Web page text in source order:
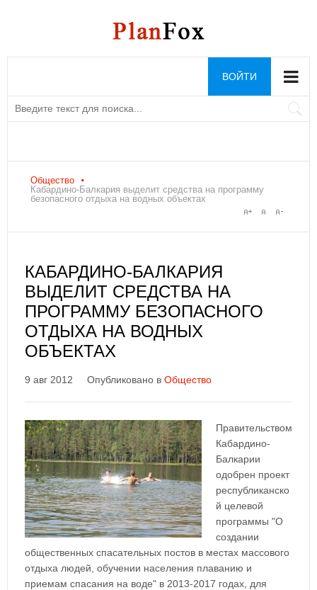
ВОЙТИ
Общество
Кабардино-Балкария выделит средства на программу
безопасного отдыха на водных объектах
КАБАРДИНО-БАЛКАРИЯ
ВЫДЕЛИТ СРЕДСТВА НА
ПРОГРАММУ БЕЗОПАСНОГО
ОТДЫХА НА ВОДНЫХ
ОБЪЕКТАХ
9 авг 2012 Опубликовано в Общество
Правительством
Кабардино-
Балкарии
одобрен проект
республиканско
й целевой
программы "О
создании
общественных спасательных постов в местах массового
отдыха людей, обучении населения плаванию и
приемам спасания на воде" в 2013-2017 годах, для